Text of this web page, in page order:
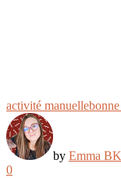
activité manuelle
by Emma BK
0